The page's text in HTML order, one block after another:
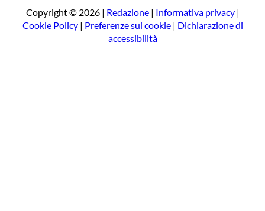
a
Copyright © 2026 | Redazione | Informativa privacy|
Cookie Policy| Preferenze sui cookie| Dichiarazione di
accessibilità